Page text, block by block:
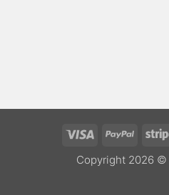
Visa PayPal
Copyright 2026 ©